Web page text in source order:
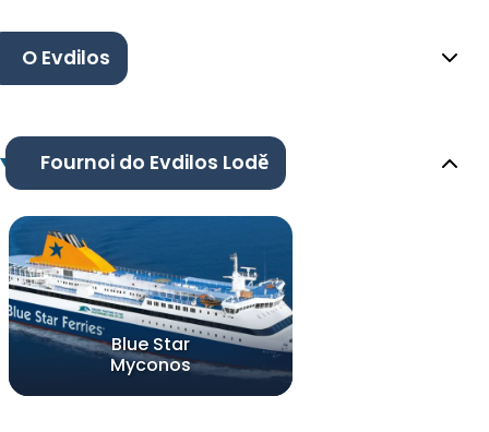
O Evdilos
Fournoi do Evdilos Lodě
Blue Star
Myconos